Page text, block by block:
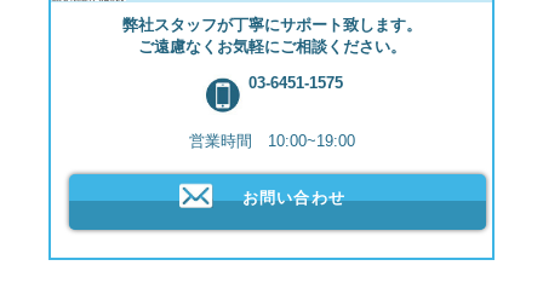
弊社スタッフが丁寧にサポート致します。
ご遠慮なくお気軽にご相談ください。
03-6451-1575
営業時間 10:00~19:00
お問い合わせ